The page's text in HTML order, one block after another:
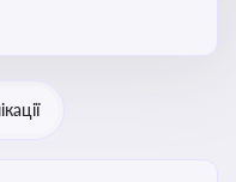
на бізнес-